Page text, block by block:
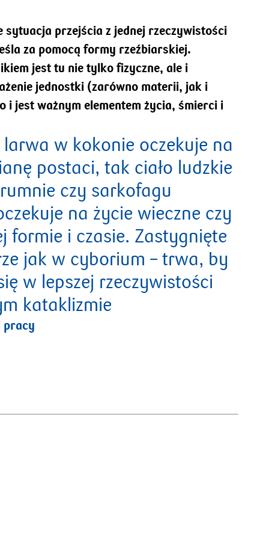
przejścia z jednej rzeczywistości
za pomocą formy rzeźbiarskiej.
jest tu nie tylko fizyczne, ale i
jednostki (zarówno materii, jak i
i jest ważnym elementem życia, śmierci i
larwa w kokonie oczekuje na
postaci, tak ciało ludzkie
czy sarkofagu
na życie wieczne czy
formie i czasie. Zastygnięte
jak w cyborium – trwa, by
w lepszej rzeczywistości
kataklizmie
pracy